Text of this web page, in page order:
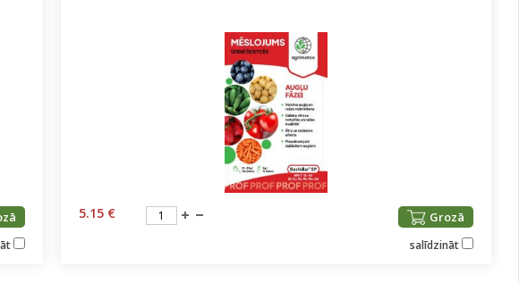
5.15 € Grozā
salīdzināt